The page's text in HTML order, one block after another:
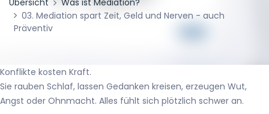
Übersicht
Was ist Mediation?
03. Mediation spart Zeit, Geld und Nerven - auch
Präventiv
Konflikte kosten Kraft.
Sie rauben Schlaf, lassen Gedanken kreisen, erzeugen Wut,
Angst oder Ohnmacht. Alles fühlt sich plötzlich schwer an.